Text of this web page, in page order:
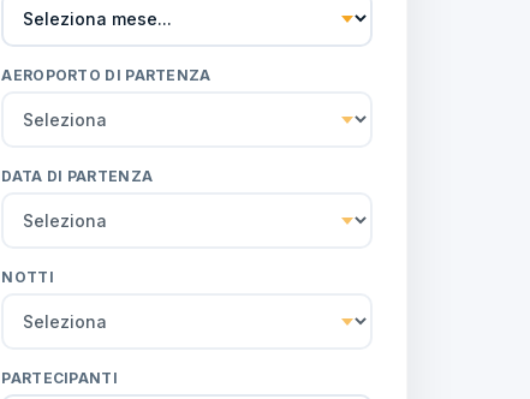
AEROPORTO DI PARTENZA
DATA DI PARTENZA
NOTTI
PARTECIPANTI